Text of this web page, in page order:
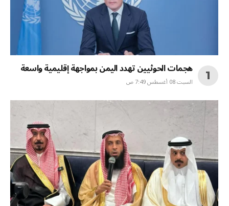
هجمات الحوثيين تهدد اليمن بمواجهة إقليمية واسعة
السبت 08 أغسطس 7:49 ص